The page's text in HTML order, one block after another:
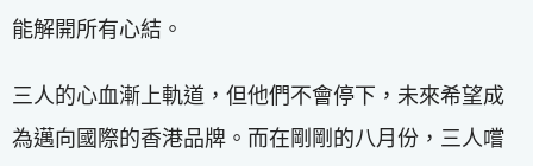
能解開所有心結。
三人的心血漸上軌道，但他們不會停下，未來希望成
為邁向國際的香港品牌。而在剛剛的八月份，三人嚐